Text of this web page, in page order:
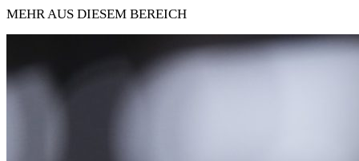
MEHR AUS DIESEM BEREICH